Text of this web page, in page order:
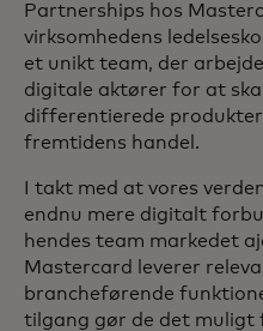
Partnerships hos
virksomhedens
et unikt team, der
digitale aktører for at
differentierede
fremtidens handel.
I takt med at vores
endnu mere digitalt
hendes team markedet
Mastercard leverer
brancheførende
tilgang gør de det muligt